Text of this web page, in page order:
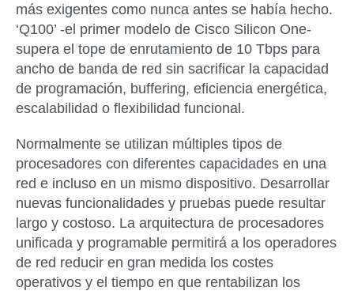
más exigentes como nunca antes se había hecho.
‘Q100’ -el primer modelo de Cisco Silicon One-
supera el tope de enrutamiento de 10 Tbps para
ancho de banda de red sin sacrificar la capacidad
de programación, buffering, eficiencia energética,
escalabilidad o flexibilidad funcional.
Normalmente se utilizan múltiples tipos de
procesadores con diferentes capacidades en una
red e incluso en un mismo dispositivo. Desarrollar
nuevas funcionalidades y pruebas puede resultar
largo y costoso. La arquitectura de procesadores
unificada y programable permitirá a los operadores
de red reducir en gran medida los costes
operativos y el tiempo en que rentabilizan los